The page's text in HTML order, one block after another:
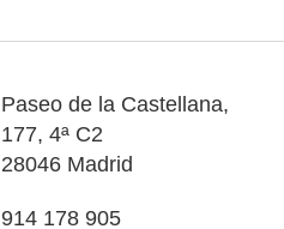
Paseo de la Castellana,
177, 4ª C2
28046 Madrid
914 178 905